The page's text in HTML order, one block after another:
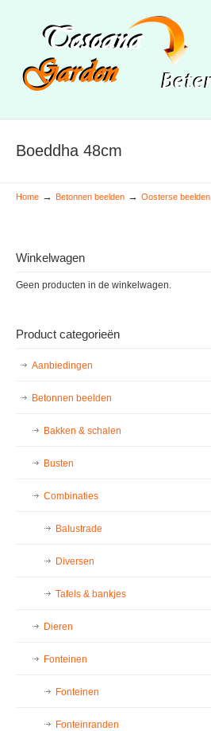
Boeddha 48cm
Home → Betonnen beelden → Oosterse beelden
Winkelwagen
Geen producten in de winkelwagen.
Product categorieën
Aanbiedingen
Betonnen beelden
Bakken & schalen
Busten
Combinaties
Balustrade
Diversen
Tafels & bankjes
Dieren
Fonteinen
Fonteinen
Fonteinranden